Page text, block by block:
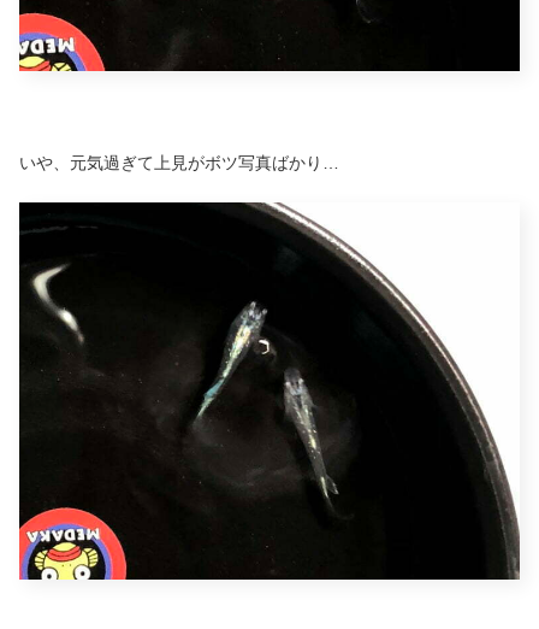
いや、元気過ぎて上見がボツ写真ばかり…